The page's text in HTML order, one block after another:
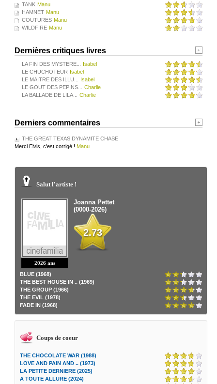
TANK Manu
HAMNET Manu
COUTURES Manu
WILDFIRE Manu
Dernières critiques livres
LA FIN DES MYSTERE...
Isabel
LE CHUCHOTEUR Isabel
LE MAITRE DES ILLU...
Isabel
LE GOUT DES PEPINS...
Charlie
LA BALLADE DE LILA...
Charlie
Derniers commentaires
THE GREAT TEXAS DYNAMITE CHASE
Merci Elvis, c'est corrigé ! Manu
Salut l'artiste !
2026 ans
Joanna Pettet
(0000-2026)
2.73
BLUE (1968)
THE BEST HOUSE IN .. (1969)
THE GROUP (1966)
THE EVIL (1978)
FADE IN (1968)
Coups de coeur
THE CHOCOLATE WAR (1988)
LOVE AND PAIN AND .. (1973)
LA PETITE DERNIERE (2025)
A TOUTE ALLURE (2024)